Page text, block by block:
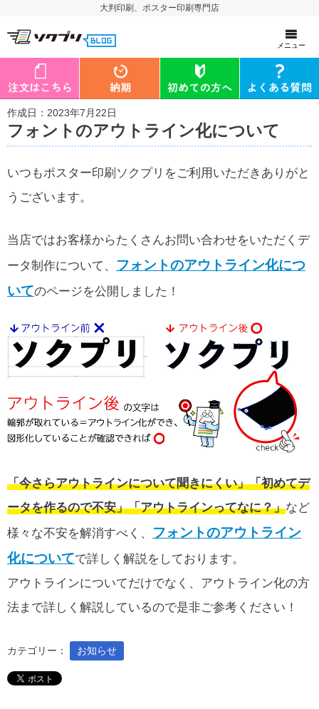
大判印刷、ポスター印刷専門店
メニュー
作成日：2023年7月22日
フォントのアウトライン化について
いつもポスター印刷ソクプリをご利用いただきありがと
うございます。
当店ではお客様からたくさんお問い合わせをいただくデ
ータ制作について、
フォントのアウトライン化につ
いてのページを公開しました！
「今さらアウトラインについて聞きにくい」「初めてデ
ータを作るので不安」「アウトラインってなに？」など
様々な不安を解消すべく、
フォントのアウトライン
化についてで詳しく解説をしております。
アウトラインについてだけでなく、アウトライン化の方
法まで詳しく解説しているので是非ご参考ください！
カテゴリー： お知らせ